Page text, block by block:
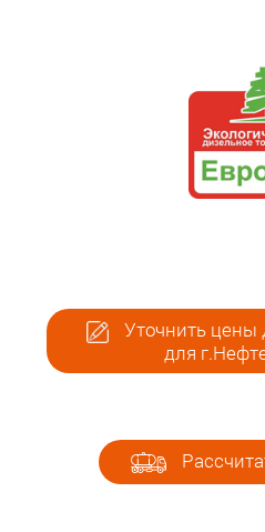
Уточнить цены
для